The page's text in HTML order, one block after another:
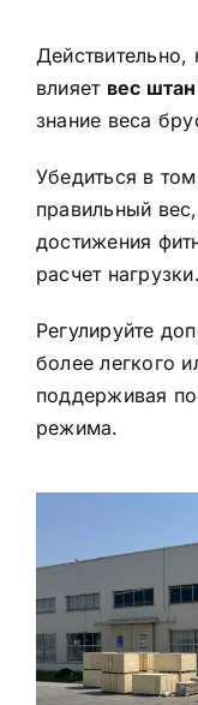
влияет вес
знание веса
Убедиться в
правильный
достижения
расчет нагрузки.
Регулируйте
более легкого
поддерживая
режима.